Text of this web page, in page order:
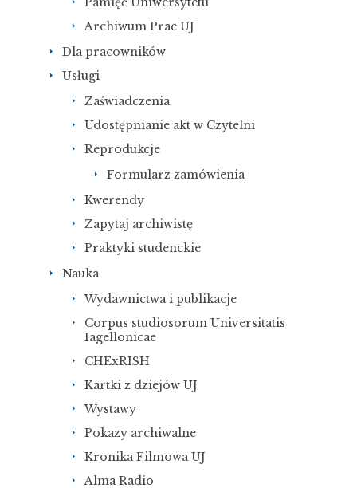
Archiwum Prac UJ
Dla pracowników
Usługi
Zaświadczenia
Udostępnianie akt w Czytelni
Reprodukcje
Formularz zamówienia
Kwerendy
Zapytaj archiwistę
Praktyki studenckie
Nauka
Wydawnictwa i publikacje
Corpus studiosorum Universitatis
Iagellonicae
CHExRISH
Kartki z dziejów UJ
Wystawy
Pokazy archiwalne
Kronika Filmowa UJ
Alma Radio